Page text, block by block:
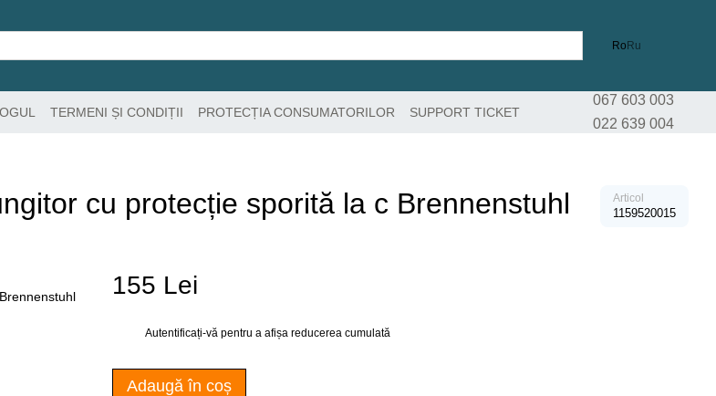
Ro Ru
TERMENI ȘI CONDIȚII PROTECȚIA CONSUMATORILOR SUPPORT TICKET
067 603 003
022 639 004
cu protecție sporită la c Brennenstuhl Articol
1159520015
155 Lei
Autentificați-vă pentru a afișa reducerea cumulată
Adaugă în coș